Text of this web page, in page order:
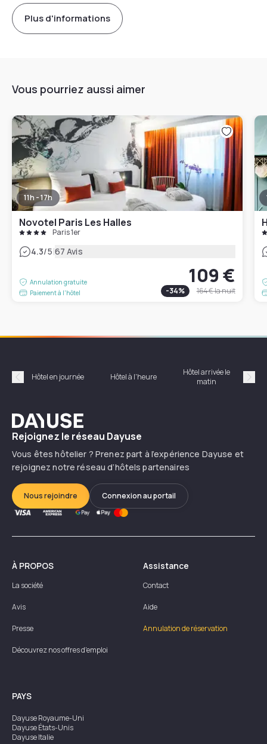
Plus d'informations
Vous pourriez aussi aimer
11h - 17h
Novotel Paris Les Halles
Paris 1er
4.3/5|67 Avis
Annulation gratuite
Paiement à l'hôtel
109 €
-34% 164 €la nuit
Précédent
Hôtel en journée Hôtel à l'heure
Hôtel arrivée le
matin
Dayuse
Rejoignez le réseau Dayuse
Vous êtes hôtelier ? Prenez part à l’expérience Dayuse et
rejoignez notre réseau d’hôtels partenaires
Nous rejoindre Connexion au portail
À PROPOS
La société
Avis
Presse
Découvrez nos offres d'emploi
Assistance
Contact
Aide
Annulation de réservation
PAYS
DayuseRoyaume-Uni
DayuseÉtats-Unis
DayuseItalie